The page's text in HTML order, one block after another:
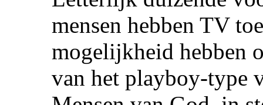
mensen hebben TV
mogelijkheid hebben
van het playboy-type